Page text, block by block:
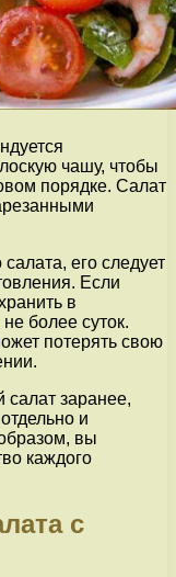
чашу, чтобы
порядке. Салат
его следует
Если
в
более суток.
потерять свою
салат заранее,
и
вы
каждого
с